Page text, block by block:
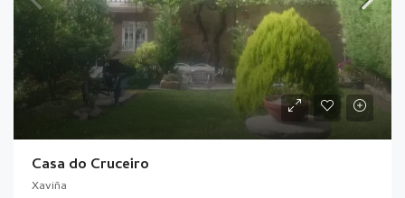
Casa do Cruceiro
Xaviña